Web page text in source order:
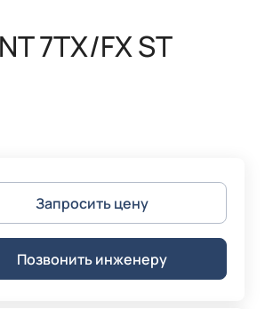
7TX/FX ST
Запросить цену
Позвонить инженеру